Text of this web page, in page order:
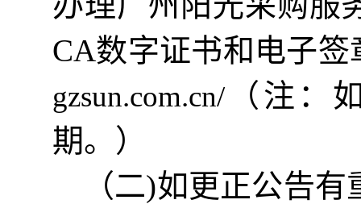
CA数字证书和电子
gzsun.com.cn/（注：
期。）
（二)如更正公告有